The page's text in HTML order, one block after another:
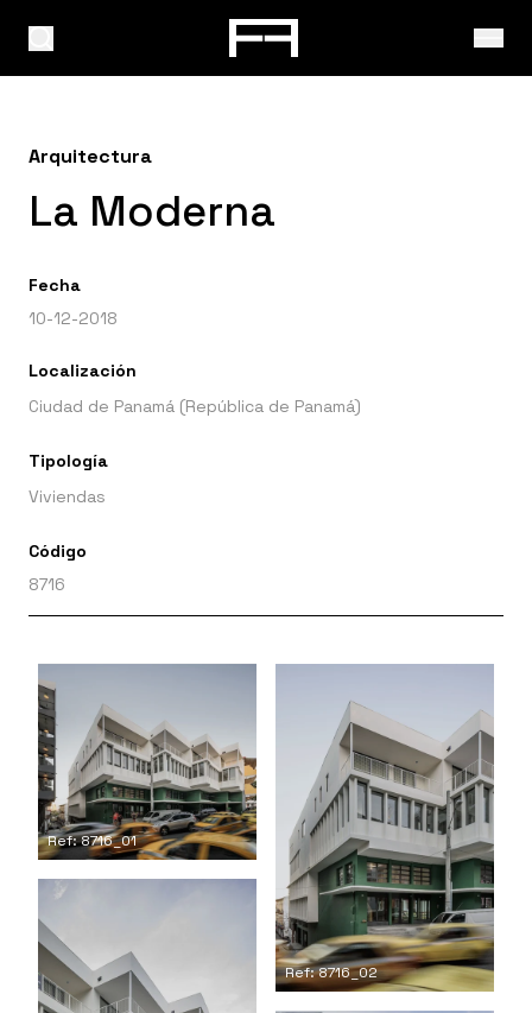
Arquitectura
La Moderna
Fecha
10-12-2018
Localización
Ciudad de Panamá (República de Panamá)
Tipología
Viviendas
Código
8716
Ref: 8716_01
Ref: 8716_02